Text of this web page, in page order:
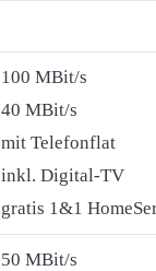
100 MBit/s
40 MBit/s
mit Telefonflat
inkl. Digital-TV
gratis 1&1
50 MBit/s